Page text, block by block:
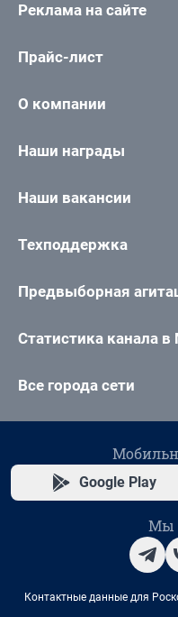
Реклама на сайте
Прайс-лист
О компании
Наши награды
Наши вакансии
Техподдержка
Предвыборная
Статистика канала в
Все города сети
Google Play
Мы
Контактные данные для